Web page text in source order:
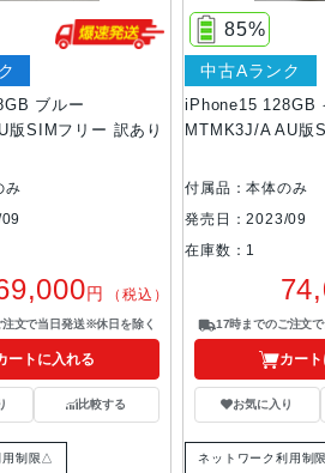
ブルー
版SIMフリー 訳あり
み
円 （税込）
文で当日発送※休日を除く
ートに入れる
比較する
用制限△
iPhone15 128GB
MTMK3J/A AU版
85%
中古Aランク
付属品：本体のみ
発売日：2023/09
在庫数：1
17時までのご注文
カー
お気に入り
ネットワーク利用制